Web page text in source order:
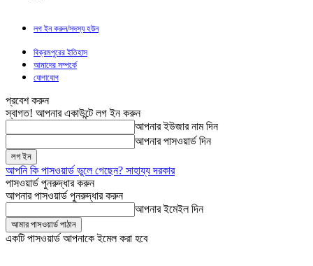
লগ ইন করুন/সদস্য হউন
বিক্রমপুরের ইতিহাস
আমাদের সম্পর্কে
যোগাযোগ
প্রবেশ করুন
স্বাগত! আপনার একাউন্টে লগ ইন করুন
আপনার ইউজার নাম দিন
আপনার পাসওয়ার্ড দিন
আপনি কি পাসওয়ার্ড ভুলে গেছেন? সাহায্য দরকার
পাসওয়ার্ড পুনরুদ্ধার করুন
আপনার পাসওয়ার্ড পুনরুদ্ধার করুন
আপনার ইমেইল দিন
একটি পাসওয়ার্ড আপনাকে ইমেল করা হবে